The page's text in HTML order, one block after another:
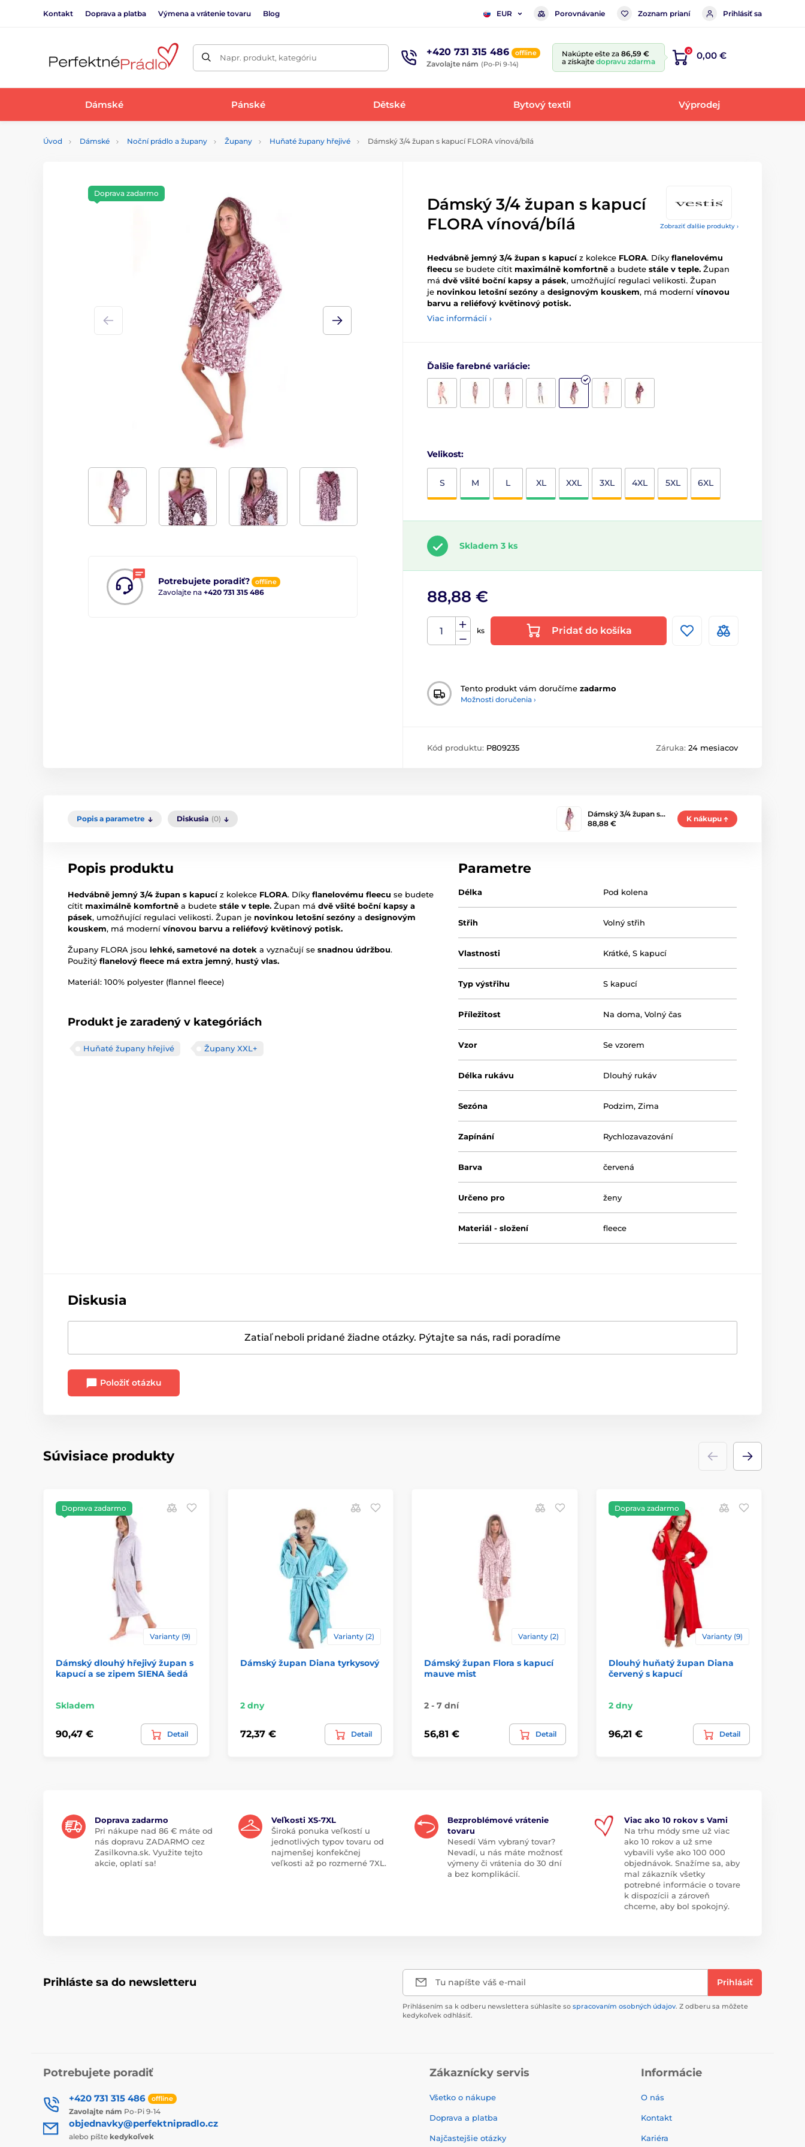
Kontakt Doprava a platba Výmena a vrátenie tovaru Blog EUR Porovnávanie Zoznam prianí Prihlásiť sa
Napr. produkt, kategóriu +420 731 315 486 offline
Zavolajte nám (Po-Pi 9-14)
Nakúpte ešte za 86,59 €
a získajte dopravu zdarma
0 0,00 €
Dámské Pánské Dětské Bytový textil Výprodej
Úvod Dámské Noční prádlo a župany Župany Huňaté župany hřejivé Dámský 3/4 župan s kapucí FLORA vínová/bílá
Zobraziť ďalšie produkty ›
Potrebujete poradiť? offline
Zavolajte na +420 731 315 486
Doprava zadarmo
Dámský 3/4 župan s kapucí
FLORA vínová/bílá
Hedvábně jemný 3/4 župan s kapucíz kolekce FLORA. Díky flanelovému
fleecu se budete cítit maximálně komfortně a budete stále v teple. Župan
má dvě všité boční kapsy a pásek, umožňující regulaci velikosti. Župan
je novinkou letošní sezóny a designovým kouskem, má moderní vínovou
barvu a reliéfový květinový potisk.
Viac informácií ›
Ďalšie farebné variácie:
Velikost:
S M L XL XXL 3XL 4XL 5XL 6XL
Skladem 3 ks
88,88 €
ks Pridať do košíka
Tento produkt vám doručíme zadarmo
Možnosti doručenia ›
Kód produktu: P809235 Záruka: 24 mesiacov
Popis a parametre Diskusia (0)
Dámský 3/4 župan s…
88,88 €
K nákupu
Popis produktu
Hedvábně jemný 3/4 župan s kapucíz kolekce FLORA. Díky flanelovému fleecu se budete
cítit maximálně komfortně a budete stále v teple. Župan má dvě všité boční kapsy a
pásek, umožňující regulaci velikosti. Župan je novinkou letošní sezóny a designovým
kouskem, má moderní vínovou barvu a reliéfový květinový potisk.
Župany FLORA jsou lehké, sametové na dotek a vyznačují se snadnou údržbou.
Použitý flanelový fleece má extra jemný, hustý vlas.
Materiál: 100% polyester (flannel fleece)
Produkt je zaradený v kategóriách
Huňaté župany hřejivé Župany XXL+
Parametre
Délka Pod kolena
Střih Volný střih
Vlastnosti Krátké,S kapucí
Typ výstřihu S kapucí
Příležitost Na doma,Volný čas
Vzor Se vzorem
Délka rukávu Dlouhý rukáv
Sezóna Podzim,Zima
Zapínání Rychlozavazování
Barva červená
Určeno pro ženy
Materiál - složení fleece
Diskusia
Zatiaľ neboli pridané žiadne otázky. Pýtajte sa nás, radi poradíme
Položiť otázku
Súvisiace produkty
Doprava zadarmo
Varianty (9)
Dámský dlouhý hřejivý župan s
kapucí a se zipem SIENA šedá
Skladem
90,47 € Detail
Varianty (2)
Dámský župan Diana tyrkysový
2 dny
72,37 € Detail
Varianty (2)
Dámský župan Flora s kapucí
mauve mist
2 - 7 dní
56,81 € Detail
Doprava zadarmo
Varianty (9)
Dlouhý huňatý župan Diana
červený s kapucí
2 dny
96,21 € Detail
Doprava zadarmo
Pri nákupe nad 86 € máte od
nás dopravu ZADARMO cez
Zasilkovna.sk. Využite tejto
akcie, oplatí sa!
Veľkosti XS-7XL
Široká ponuka veľkostí u
jednotlivých typov tovaru od
najmenšej konfekčnej
veľkosti až po rozmerné 7XL.
Bezproblémové vrátenie
tovaru
Nesedí Vám vybraný tovar?
Nevadí, u nás máte možnosť
výmeny či vrátenia do 30 dní
a bez komplikácií.
Viac ako 10 rokov s Vami
Na trhu módy sme už viac
ako 10 rokov a už sme
vybavili vyše ako 100 000
objednávok. Snažíme sa, aby
mal zákazník všetky
potrebné informácie o tovare
k dispozícii a zároveň
chceme, aby bol spokojný.
Prihláste sa do newsletteru Tu napíšte váš e-mail Prihlásiť
Prihlásením sa k odberu newslettera súhlasíte so spracovaním osobných údajov. Z odberu sa môžete
kedykoľvek odhlásiť.
Potrebujete poradiť
+420 731 315 486 offline
Zavolajte nám Po-Pi 9-14
objednavky@perfektnipradlo.cz
alebo píšte kedykoľvek
Zákaznícky servis
Všetko o nákupe
Doprava a platba
Najčastejšie otázky
Informácie
O nás
Kontakt
Kariéra